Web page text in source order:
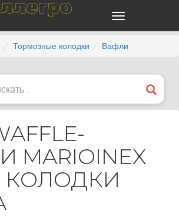
Тормозные колодки Вафли
MARIOINEX
КОЛОДКИ